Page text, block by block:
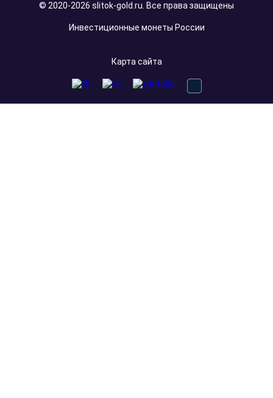
© 2020-2026 slitok-gold.ru. Все права защищены
Инвестиционные монеты России
Карта сайта